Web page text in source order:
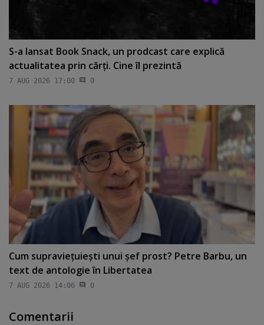
S-a lansat Book Snack, un prodcast care explică
actualitatea prin cărţi. Cine îl prezintă
7 AUG 2026 17:00 0
Cum supravieţuieşti unui şef prost? Petre Barbu, un
text de antologie în Libertatea
7 AUG 2026 14:06 0
Comentarii